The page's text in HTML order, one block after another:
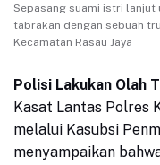
Sepasang suami istri
tabrakan dengan sebuah
Kecamatan Rasau Jaya
Polisi Lakukan Olah
Kasat Lantas Polres
melalui Kasubsi
menyampaikan